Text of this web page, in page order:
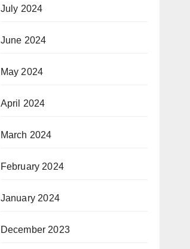
July 2024
June 2024
May 2024
April 2024
March 2024
February 2024
January 2024
December 2023